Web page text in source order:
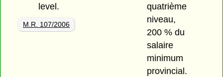
level.
M.R. 107/2006
quatrième
niveau,
200 % du
salaire
minimum
provincial.